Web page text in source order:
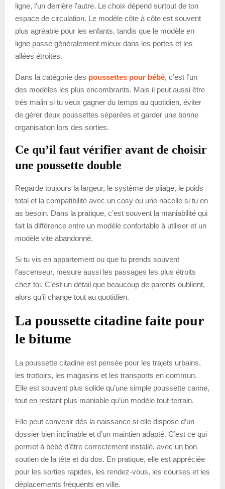
ligne, l’un derrière l’autre. Le choix dépend surtout de ton
espace de circulation. Le modèle côte à côte est souvent
plus agréable pour les enfants, tandis que le modèle en
ligne passe généralement mieux dans les portes et les
allées étroites.
Dans la catégorie des poussettes pour bébé, c’est l’un
des modèles les plus encombrants. Mais il peut aussi être
très malin si tu veux gagner du temps au quotidien, éviter
de gérer deux poussettes séparées et garder une bonne
organisation lors des sorties.
Ce qu’il faut vérifier avant de choisir
une poussette double
Regarde toujours la largeur, le système de pliage, le poids
total et la compatibilité avec un cosy ou une nacelle si tu en
as besoin. Dans la pratique, c’est souvent la maniabilité qui
fait la différence entre un modèle confortable à utiliser et un
modèle vite abandonné.
Si tu vis en appartement ou que tu prends souvent
l’ascenseur, mesure aussi les passages les plus étroits
chez toi. C’est un détail que beaucoup de parents oublient,
alors qu’il change tout au quotidien.
La poussette citadine faite pour
le bitume
La poussette citadine est pensée pour les trajets urbains,
les trottoirs, les magasins et les transports en commun.
Elle est souvent plus solide qu’une simple poussette canne,
tout en restant plus maniable qu’un modèle tout-terrain.
Elle peut convenir dès la naissance si elle dispose d’un
dossier bien inclinable et d’un maintien adapté. C’est ce qui
permet à bébé d’être correctement installé, avec un bon
soutien de la tête et du dos. En pratique, elle est appréciée
pour les sorties rapides, les rendez-vous, les courses et les
déplacements fréquents en ville.